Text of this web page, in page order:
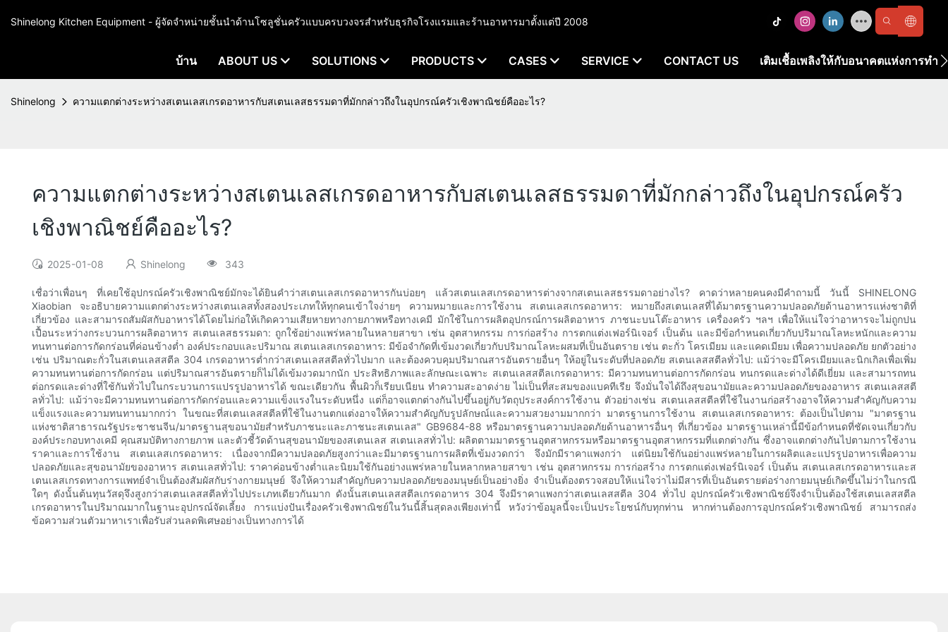
Shinelong Kitchen Equipment - ผู้จัดจำหน่ายชั้นนำด้านโซลูชั่นครัวแบบครบวงจรสำหรับธุรกิจโรงแรมและร้านอาหารมาตั้งแต่ปี 2008
บ้าน ABOUT US SOLUTIONS PRODUCTS CASES SERVICE CONTACT US เติมเชื้อเพลิงให้กับอนาคตแห่งการทำ
Shinelong ความแตกต่างระหว่างสเตนเลสเกรดอาหารกับสเตนเลสธรรมดาที่มักกล่าวถึงในอุปกรณ์ครัวเชิงพาณิชย์คืออะไร?
ความแตกต่างระหว่างสเตนเลสเกรดอาหารกับสเตนเลสธรรมดาที่มักกล่าวถึงในอุปกรณ์ครัว
เชิงพาณิชย์คืออะไร?
2025-01-08 Shinelong 343
เชื่อว่าเพื่อนๆ ที่เคยใช้อุปกรณ์ครัวเชิงพาณิชย์มักจะได้ยินคำว่าสเตนเลสเกรดอาหารกันบ่อยๆ แล้วสเตนเลสเกรดอาหารต่างจากสเตนเลสธรรมดาอย่างไร? คาดว่าหลายคนคงมีคำถามนี้ วันนี้ SHINELONG
Xiaobian จะอธิบายความแตกต่างระหว่างสเตนเลสทั้งสองประเภทให้ทุกคนเข้าใจง่ายๆ ความหมายและการใช้งาน สเตนเลสเกรดอาหาร: หมายถึงสเตนเลสที่ได้มาตรฐานความปลอดภัยด้านอาหารแห่งชาติที่
เกี่ยวข้อง และสามารถสัมผัสกับอาหารได้โดยไม่ก่อให้เกิดความเสียหายทางกายภาพหรือทางเคมี มักใช้ในการผลิตอุปกรณ์การผลิตอาหาร ภาชนะบนโต๊ะอาหาร เครื่องครัว ฯลฯ เพื่อให้แน่ใจว่าอาหารจะไม่ถูกปน
เปื้อนระหว่างกระบวนการผลิตอาหาร สเตนเลสธรรมดา: ถูกใช้อย่างแพร่หลายในหลายสาขา เช่น อุตสาหกรรม การก่อสร้าง การตกแต่งเฟอร์นิเจอร์ เป็นต้น และมีข้อกำหนดเกี่ยวกับปริมาณโลหะหนักและความ
ทนทานต่อการกัดกร่อนที่ค่อนข้างต่ำ องค์ประกอบและปริมาณ สเตนเลสเกรดอาหาร: มีข้อจำกัดที่เข้มงวดเกี่ยวกับปริมาณโลหะผสมที่เป็นอันตราย เช่น ตะกั่ว โครเมียม และแคดเมียม เพื่อความปลอดภัย ยกตัวอย่าง
เช่น ปริมาณตะกั่วในสเตนเลสสตีล 304 เกรดอาหารต่ำกว่าสเตนเลสสตีลทั่วไปมาก และต้องควบคุมปริมาณสารอันตรายอื่นๆ ให้อยู่ในระดับที่ปลอดภัย สเตนเลสสตีลทั่วไป: แม้ว่าจะมีโครเมียมและนิกเกิลเพื่อเพิ่ม
ความทนทานต่อการกัดกร่อน แต่ปริมาณสารอันตรายก็ไม่ได้เข้มงวดมากนัก ประสิทธิภาพและลักษณะเฉพาะ สเตนเลสสตีลเกรดอาหาร: มีความทนทานต่อการกัดกร่อน ทนกรดและด่างได้ดีเยี่ยม และสามารถทน
ต่อกรดและด่างที่ใช้กันทั่วไปในกระบวนการแปรรูปอาหารได้ ขณะเดียวกัน พื้นผิวก็เรียบเนียน ทำความสะอาดง่าย ไม่เป็นที่สะสมของแบคทีเรีย จึงมั่นใจได้ถึงสุขอนามัยและความปลอดภัยของอาหาร สเตนเลสสตี
ลทั่วไป: แม้ว่าจะมีความทนทานต่อการกัดกร่อนและความแข็งแรงในระดับหนึ่ง แต่ก็อาจแตกต่างกันไปขึ้นอยู่กับวัตถุประสงค์การใช้งาน ตัวอย่างเช่น สเตนเลสสตีลที่ใช้ในงานก่อสร้างอาจให้ความสำคัญกับความ
แข็งแรงและความทนทานมากกว่า ในขณะที่สเตนเลสสตีลที่ใช้ในงานตกแต่งอาจให้ความสำคัญกับรูปลักษณ์และความสวยงามมากกว่า มาตรฐานการใช้งาน สเตนเลสเกรดอาหาร: ต้องเป็นไปตาม "มาตรฐาน
แห่งชาติสาธารณรัฐประชาชนจีน/มาตรฐานสุขอนามัยสำหรับภาชนะและภาชนะสเตนเลส" GB9684-88 หรือมาตรฐานความปลอดภัยด้านอาหารอื่นๆ ที่เกี่ยวข้อง มาตรฐานเหล่านี้มีข้อกำหนดที่ชัดเจนเกี่ยวกับ
องค์ประกอบทางเคมี คุณสมบัติทางกายภาพ และตัวชี้วัดด้านสุขอนามัยของสเตนเลส สเตนเลสทั่วไป: ผลิตตามมาตรฐานอุตสาหกรรมหรือมาตรฐานอุตสาหกรรมที่แตกต่างกัน ซึ่งอาจแตกต่างกันไปตามการใช้งาน
ราคาและการใช้งาน สเตนเลสเกรดอาหาร: เนื่องจากมีความปลอดภัยสูงกว่าและมีมาตรฐานการผลิตที่เข้มงวดกว่า จึงมักมีราคาแพงกว่า แต่นิยมใช้กันอย่างแพร่หลายในการผลิตและแปรรูปอาหารเพื่อความ
ปลอดภัยและสุขอนามัยของอาหาร สเตนเลสทั่วไป: ราคาค่อนข้างต่ำและนิยมใช้กันอย่างแพร่หลายในหลากหลายสาขา เช่น อุตสาหกรรม การก่อสร้าง การตกแต่งเฟอร์นิเจอร์ เป็นต้น สเตนเลสเกรดอาหารและส
เตนเลสเกรดทางการแพทย์จำเป็นต้องสัมผัสกับร่างกายมนุษย์ จึงให้ความสำคัญกับความปลอดภัยของมนุษย์เป็นอย่างยิ่ง จำเป็นต้องตรวจสอบให้แน่ใจว่าไม่มีสารที่เป็นอันตรายต่อร่างกายมนุษย์เกิดขึ้นไม่ว่าในกรณี
ใดๆ ดังนั้นต้นทุนวัสดุจึงสูงกว่าสเตนเลสสตีลทั่วไปประเภทเดียวกันมาก ดังนั้นสเตนเลสสตีลเกรดอาหาร 304 จึงมีราคาแพงกว่าสเตนเลสสตีล 304 ทั่วไป อุปกรณ์ครัวเชิงพาณิชย์จึงจำเป็นต้องใช้สเตนเลสสตีล
เกรดอาหารในปริมาณมากในฐานะอุปกรณ์จัดเลี้ยง การแบ่งปันเรื่องครัวเชิงพาณิชย์ในวันนี้สิ้นสุดลงเพียงเท่านี้ หวังว่าข้อมูลนี้จะเป็นประโยชน์กับทุกท่าน หากท่านต้องการอุปกรณ์ครัวเชิงพาณิชย์ สามารถส่ง
ข้อความส่วนตัวมาหาเราเพื่อรับส่วนลดพิเศษอย่างเป็นทางการได้